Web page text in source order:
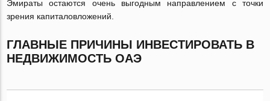
Эмираты остаются очень выгодным направлением с точки
зрения капиталовложений.
ГЛАВНЫЕ ПРИЧИНЫ ИНВЕСТИРОВАТЬ В
НЕДВИЖИМОСТЬ ОАЭ